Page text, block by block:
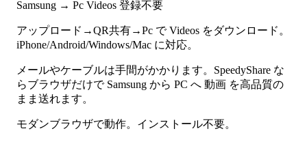
Samsung → Pc Videos 登録不要
アップロード→QR共有→Pc で Videos をダウンロード。
iPhone/Android/Windows/Mac に対応。
メールやケーブルは手間がかかります。SpeedyShare な
らブラウザだけで Samsung から PC へ 動画 を高品質の
まま送れます。
モダンブラウザで動作。インストール不要。